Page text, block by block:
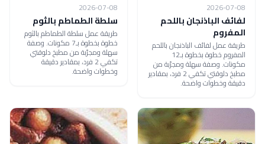
2026-07-08
لفائف الباذنجان باللحم
المفروم
طريقة عمل لفائف الباذنجان باللحم
المفروم خطوة بخطوة بـ12
مكونات. وصفة سهلة ومجرّبة من
مطبخ دلوقتي تكفي 2 فرد، بمقادير
دقيقة وخطوات واضحة.
2026-07-08
سلطة الطماطم بالثوم
طريقة عمل سلطة الطماطم بالثوم
خطوة بخطوة بـ7 مكونات. وصفة
سهلة ومجرّبة من مطبخ دلوقتي
تكفي 2 فرد، بمقادير دقيقة
وخطوات واضحة.